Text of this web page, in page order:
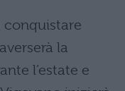
conquistare
la
l’estate e